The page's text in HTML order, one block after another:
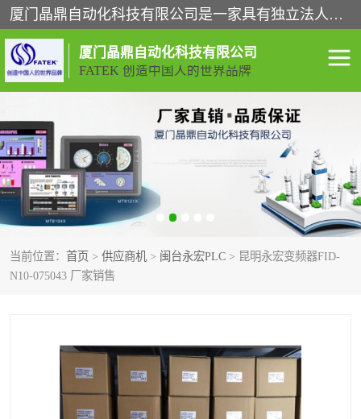
厦门晶鼎自动化科技有限公司是一家具有独立法人资格的高新技术企业；代理销售的产品有台湾威纶触摸屏，魏德米勒全系列，永宏触摸屏,威纶触摸屏,台湾威纶weinview触摸屏,台湾永宏PLC，FATEK,永宏伺服,图儿克总线，施耐德，欧姆龙，西门子，富士变频，K&N蓝系列， BUSSMANN，松下变频器，丹佛斯变频器等。
厦门晶鼎自动化科技有限公司
FATEK 创造中国人的世界品牌
当前位置： 首页 > 供应商机 > 闽台永宏PLC > 昆明永宏变频器FID-
N10-075043 厂家销售
闽台永宏PLC WEINVIEW闽台威纶触摸
正弦变频器正弦伺服 魏德米勒接线端子
ABB电流开关 魏德米勒电源
丹佛斯变频器 MOXA通讯模块
其他